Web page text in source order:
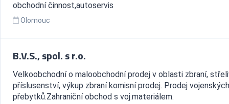
obchodní činnost,autoservis
Olomouc
B.V.S., spol. s r.o.
Velkoobchodní o maloobchodní prodej v oblasti zbraní,
příslusenství, výkup zbraní komisní prodej. Prodej vojenských
přebytků.Zahraniční obchod s voj.materiálem.